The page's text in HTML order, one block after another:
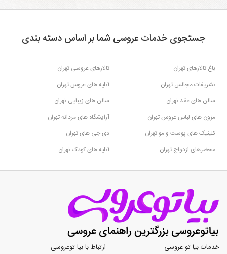
جستجوی خدمات عروسی شما بر اساس دسته بندی
باغ تالارهای تهران
تالارهای عروسی تهران
تشریفات مجالس تهران
آتلیه های عروس تهران
سالن های عقد تهران
سالن های زیبایی تهران
مزون های لباس عروس تهران
آرایشگاه های مردانه تهران
کلینیک های پوست و مو تهران
دی جی های تهران
محضرهای ازدواج تهران
آتلیه های کودک تهران
خدمات بیا تو عروسی ارتباط با بیا توعروسی